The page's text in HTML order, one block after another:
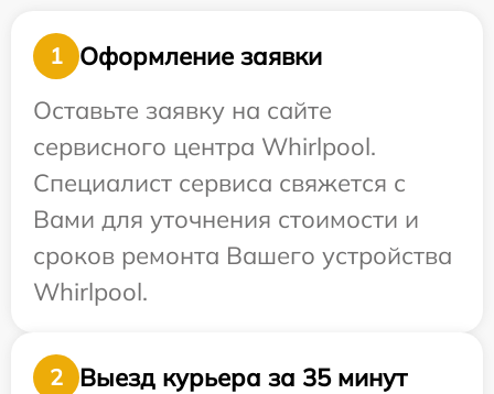
1
Оформление заявки
Оставьте заявку на сайте
сервисного центра Whirlpool.
Специалист сервиса свяжется с
Вами для уточнения стоимости и
сроков ремонта Вашего устройства
Whirlpool.
2
Выезд курьера за 35 минут